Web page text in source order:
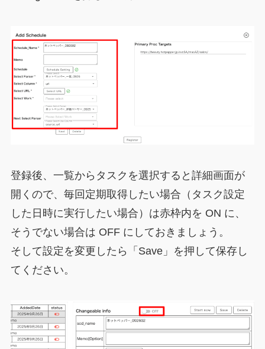
登録後、一覧からタスクを選択すると詳細画面が
開くので、毎回定期取得したい場合（タスク設定
した日時に実行したい場合）は赤枠内を ON に、
そうでない場合は OFF にしておきましょう。
そして設定を変更したら「Save」を押して保存し
てください。